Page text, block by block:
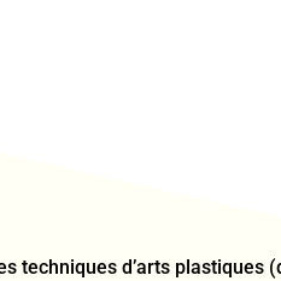
techniques d’arts plastiques